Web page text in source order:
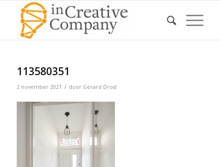
113580351
2 november 2021 / door Gerard Drost